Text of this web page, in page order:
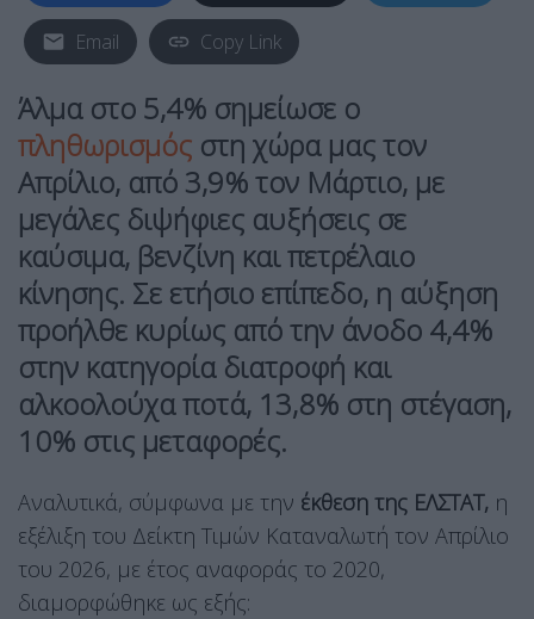
Email Copy Link
Άλμα στο 5,4% σημείωσε ο
πληθωρισμός στη χώρα μας τον
Απρίλιο, από 3,9% τον Μάρτιο, με
μεγάλες διψήφιες αυξήσεις σε
καύσιμα, βενζίνη και πετρέλαιο
κίνησης. Σε ετήσιο επίπεδο, η αύξηση
προήλθε κυρίως από την άνοδο 4,4%
στην κατηγορία διατροφή και
αλκοολούχα ποτά, 13,8% στη στέγαση,
10% στις μεταφορές.
Αναλυτικά, σύμφωνα με την έκθεση της ΕΛΣΤΑΤ, η
εξέλιξη του Δείκτη Τιμών Καταναλωτή τον Απρίλιο
του 2026, με έτος αναφοράς το 2020,
διαμορφώθηκε ως εξής: